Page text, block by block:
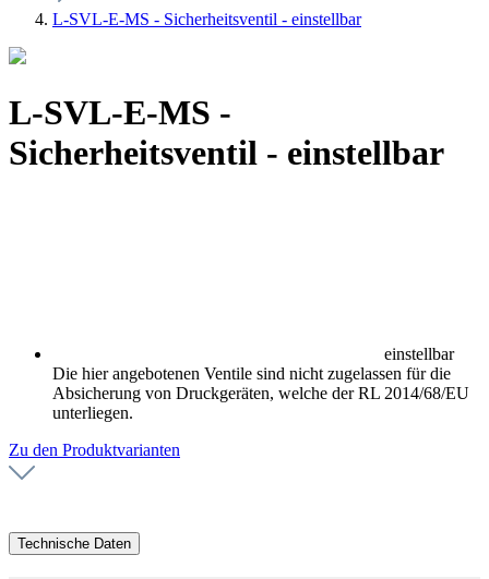
L-SVL-E-MS - Sicherheitsventil - einstellbar
L-SVL-E-MS -
Sicherheitsventil - einstellbar
einstellbar
Die hier angebotenen Ventile sind nicht zugelassen für die
Absicherung von Druckgeräten, welche der RL 2014/68/EU
unterliegen.
Zu den Produktvarianten
Technische Daten